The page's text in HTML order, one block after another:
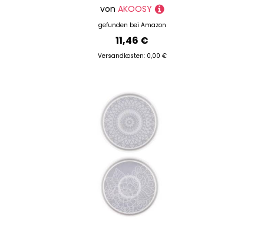
von AKOOSY
gefunden bei Amazon
11,46 €
Versandkosten: 0,00 €